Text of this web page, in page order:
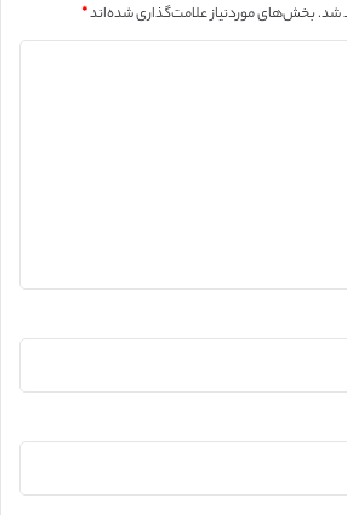
شد.بخش‌های موردنیاز علامت‌گذاری شده‌اند*